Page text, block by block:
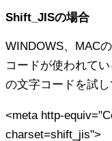
Shift_JISの場合
WINDOWS、MAC
コードが使われて
の文字コードを試し
<meta http-
charset=shift_jis">